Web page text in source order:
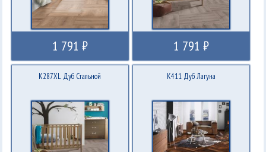
1 791 ₽ 1 791 ₽
K287XL Дуб Стальной K411 Дуб Лагуна